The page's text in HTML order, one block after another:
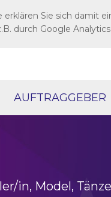
AUFTRAGGEBER
in, Model,
Sie sich damit
durch Google